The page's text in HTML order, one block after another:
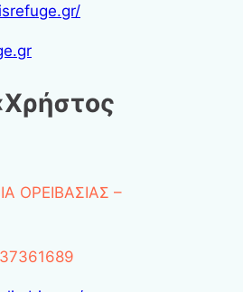
ΟΡΕΙΒΑΣΙΑΣ –